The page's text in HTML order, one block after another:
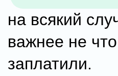
на всякий
важнее не
заплатили.